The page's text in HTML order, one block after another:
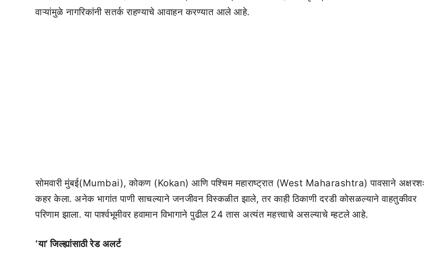
वाऱ्यांमुळे नागरिकांनी सतर्क राहण्याचे आवाहन करण्यात आले आहे.
सोमवारी मुंबई(Mumbai), कोकण (Kokan) आणि पश्चिम महाराष्ट्रात (West Maharashtra) पावसाने अक्षरशः
कहर केला. अनेक भागांत पाणी साचल्याने जनजीवन विस्कळीत झाले, तर काही ठिकाणी दरडी कोसळल्याने वाहतुकीवर
परिणाम झाला. या पार्श्वभूमीवर हवामान विभागाने पुढील 24 तास अत्यंत महत्त्वाचे असल्याचे म्हटले आहे.
‘या’ जिल्ह्यांसाठी रेड अलर्ट